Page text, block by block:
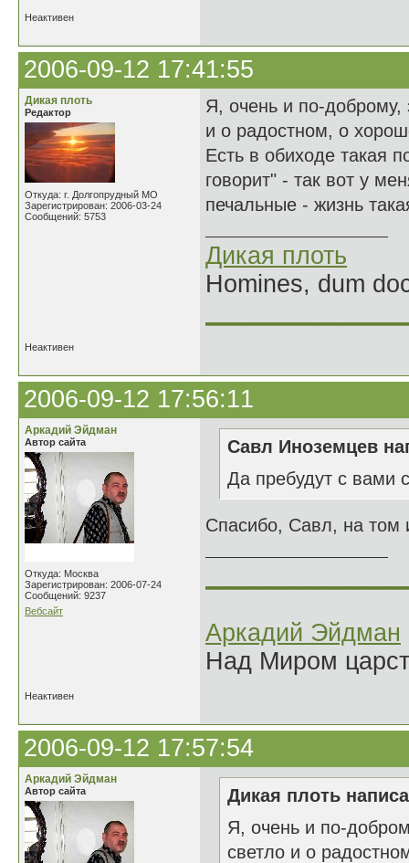
Неактивен
2006-09-12 17:41:55
Дикая плоть
Редактор
Откуда: г. Долгопрудный МО
Зарегистрирован: 2006-03-24
Сообщений: 5753
Я, очень и по-
и о радостном, о
Есть в обиходе такая
говорит" - так вот у
печальные - жизнь
Дикая плоть
Homines, dum
Неактивен
2006-09-12 17:56:11
Аркадий Эйдман
Автор сайта
Откуда: Москва
Зарегистрирован: 2006-07-24
Сообщений: 9237
Вебсайт
Савл Иноземцев
Да пребудут с вами
Спасибо, Савл, на том
Аркадий Эйдман
Над Миром
Неактивен
2006-09-12 17:57:54
Аркадий Эйдман
Автор сайта
Дикая плоть
Я, очень и по-
светло и о